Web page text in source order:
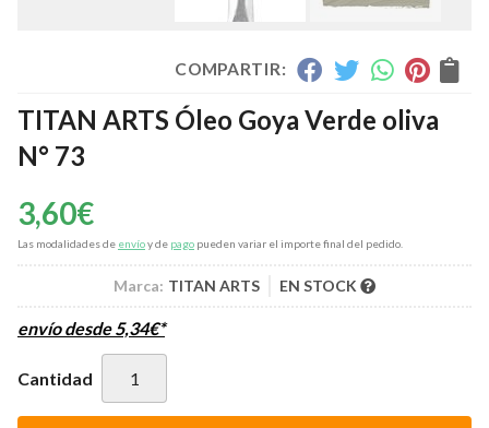
COMPARTIR:
TITAN ARTS Óleo Goya Verde oliva
N° 73
3,60€
Las modalidades de envíoy de pago pueden variar el importe final del pedido.
Marca: TITAN ARTS EN STOCK
envío desde5,34€*
Cantidad